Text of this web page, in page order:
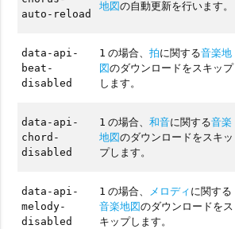
auto-reload
地図の自動更新を行います。
data-api-
beat-
disabled
1 の場合、拍に関する音楽地
図のダウンロードをスキップ
します。
data-api-
chord-
disabled
1 の場合、和音に関する音楽
地図のダウンロードをスキッ
プします。
data-api-
melody-
disabled
1 の場合、 メロディに関する
音楽地図のダウンロードをス
キップします。